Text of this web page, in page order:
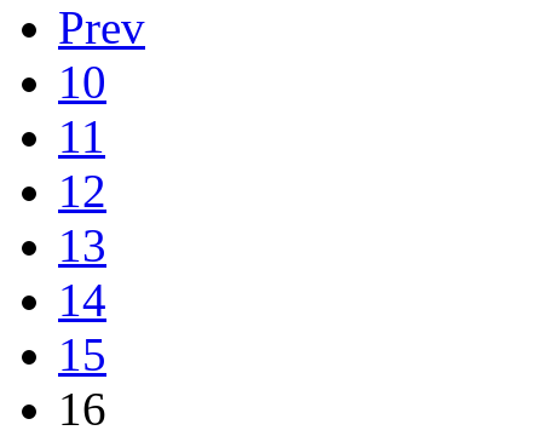
Prev
10
11
12
13
14
15
16